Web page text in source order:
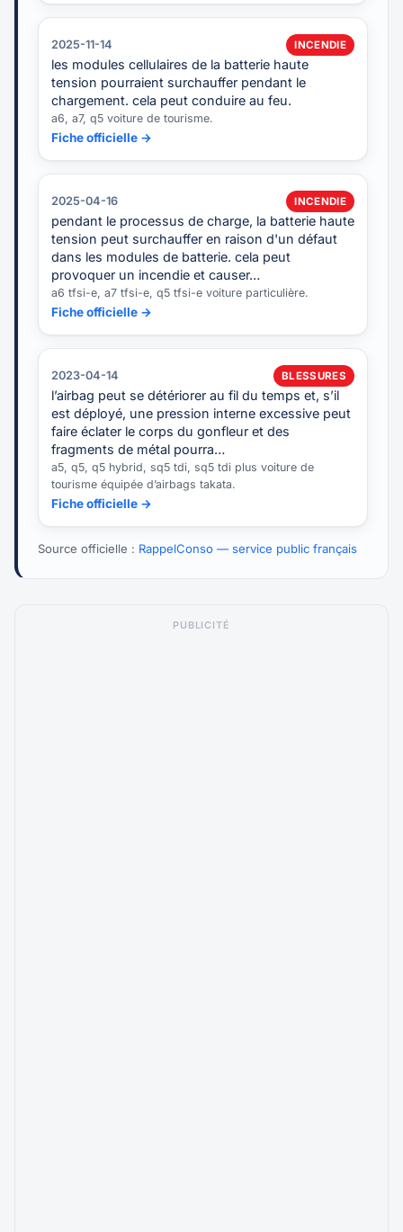
2025-11-14 INCENDIE
les modules cellulaires de la batterie haute
tension pourraient surchauffer pendant le
chargement. cela peut conduire au feu.
a6, a7, q5 voiture de tourisme.
Fiche officielle →
2025-04-16 INCENDIE
pendant le processus de charge, la batterie haute
tension peut surchauffer en raison d'un défaut
dans les modules de batterie. cela peut
provoquer un incendie et causer…
a6 tfsi-e, a7 tfsi-e, q5 tfsi-e voiture particulière.
Fiche officielle →
2023-04-14 BLESSURES
l’airbag peut se détériorer au fil du temps et, s’il
est déployé, une pression interne excessive peut
faire éclater le corps du gonfleur et des
fragments de métal pourra…
a5, q5, q5 hybrid, sq5 tdi, sq5 tdi plus voiture de
tourisme équipée d’airbags takata.
Fiche officielle →
Source officielle : RappelConso — service public français
PUBLICITÉ